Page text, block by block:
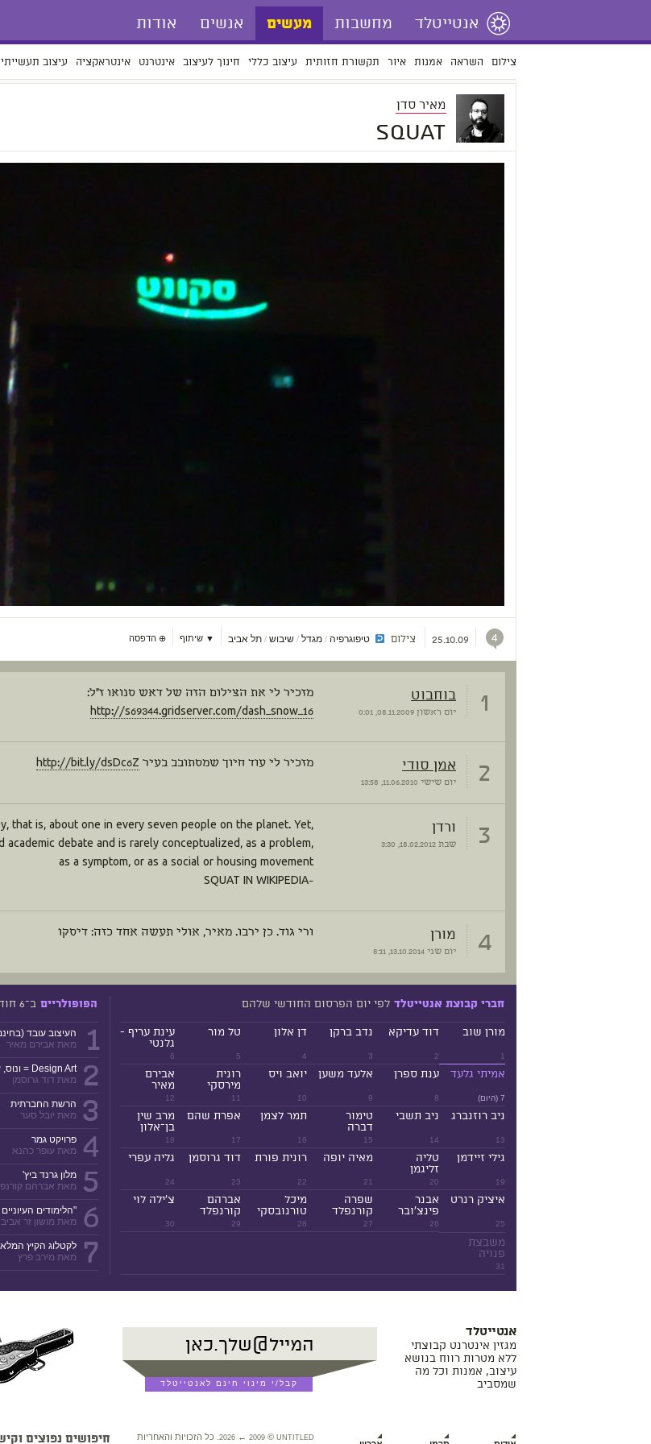
אנטייטלד מחשבות מעשים אנשים אודות
צילום השראה אמנות איור תקשורת חזותית עיצוב כללי חינוך לעיצוב אינטרנט אינטראקציה עיצוב תעשייתי
מאיר סדן
squat
4
25.10.09 צילום טיפוגרפיה/ מגדל/ שיבוש/ תל אביב ▼ שיתוף ⊕ הדפסה
1 בוחבוט
יום ראשון
מזכיר לי את הצילום הזה של דאש סנואו ז"ל:
http://s69344.gridserver.com/dash_snow_16
2 אמן סודי
יום שישי
מזכיר לי עוד חיוך שמסתובב בעיר http://bit.ly/dsDc6Z
3 ורדן
שבת
that is, about one in every seven people on the planet. Yet,
debate and is rarely conceptualized, as a problem,
as a symptom, or as a social or housing movement
-SQUAT IN WIKIPEDIA
4 מורן
יום שני
ורי גוד. כן ירבו. מאיר, אולי תעשה אחד כזה: דיסקו
חברי קבוצת אנטייטלד לפי יום הפרסום החודשי שלהם
1
מורן שוב
2
דוד עדיקא
3
נדב ברקן
4
דן אלון
5
טל מור
6
עינת עריף -
גלנטי
7 (היום)
אמיתי גלעד
8
ענת ספרן
9
אלעד משען
10
יואב ויס
11
רונית
מירסקי
12
אבירם
מאיר
13
ניב רוזנברג
14
ניב תשבי
15
טימור
דברה
16
תמר לצמן
17
אפרת שהם
18
מרב שין
בן־אלון
19
גילי זיידמן
20
טליה
זליגמן
21
מאיה יופה
22
רונית פורת
23
דוד גרוסמן
24
גליה עפרי
25
איציק רנרט
26
אבנר
פינצ'ובר
27
שפרה
קורנפלד
28
מיכל
טורנובסקי
29
אברהם
קורנפלד
30
צ'ילה לוי
31
משבצת
פנויה
הפופולריים ב־6 חודשים האחרונים
1
העיצוב עובד
מאת אבירם מאיר
2
Design Art = ונוס, עיצוב = מאדים
מאת דוד גרוסמן
3
הרשת החברתית
מאת יובל סער
4
פרויקט גמר
מאת עופר כהנא
5
מלון גרנד ביץ'
מאת אברהם
6
"הלימודים
מאת מושון זר אביב
7
לקטלוג הקיץ המלא
מאת מירב פרץ
אנטייטלד
מגזין אינטרנט קבוצתי
ללא מטרות רווח בנושא
עיצוב, אמנות וכל מה
שמסביב
חיפושים נפוצים 2026 ← 2009 © UNTITLED . כל הזכויות והאחריות